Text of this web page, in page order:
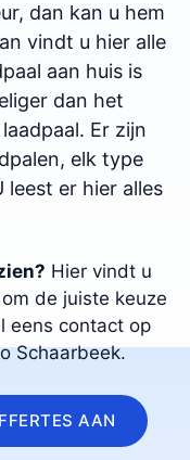
dan kan u hem
vindt u hier alle
aan huis is
dan het
Er zijn
elk type
leest er hier alles
Hier vindt u
de juiste keuze
eens contact op
Schaarbeek.
AAN